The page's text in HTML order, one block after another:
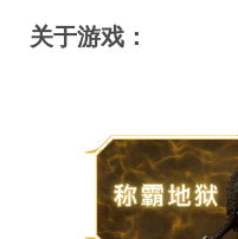
关于游戏：